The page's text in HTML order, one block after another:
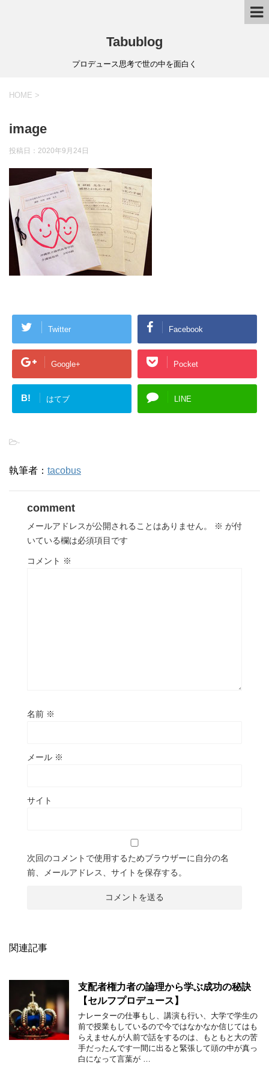
Tabublog
プロデュース思考で世の中を面白く
HOME >
image
投稿日： 2020年9月24日
Twitter Facebook
Google+ Pocket
B! はてブ LINE
-
執筆者： tacobus
comment
メールアドレスが公開されることはありません。 ※ が付
いている欄は必須項目です
コメント ※
名前 ※
メール ※
サイト
次回のコメントで使用するためブラウザーに自分の名
前、メールアドレス、サイトを保存する。
関連記事
支配者権力者の論理から学ぶ成功の秘訣
【セルフプロデュース】
ナレーターの仕事もし、講演も行い、大学で学生の
前で授業もしているので今ではなかなか信じてはも
らえませんが人前で話をするのは、もともと大の苦
手だったんです一間に出ると緊張して頭の中が真っ
白になって言葉が …